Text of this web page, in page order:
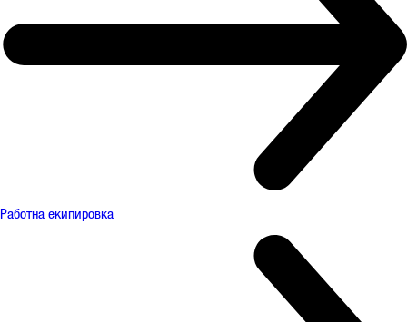
Работна екипировка